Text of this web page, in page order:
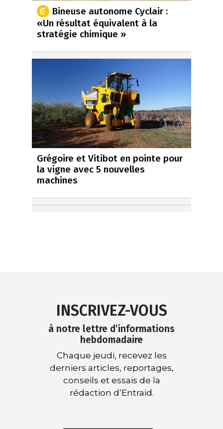
Bineuse autonome Cyclair :
«Un résultat équivalent à la
stratégie chimique »
Grégoire et Vitibot en pointe pour
la vigne avec 5 nouvelles
machines
INSCRIVEZ-VOUS
à notre lettre d’informations
hebdomadaire
Chaque jeudi, recevez les
derniers articles, reportages,
conseils et essais de la
rédaction d’Entraid.